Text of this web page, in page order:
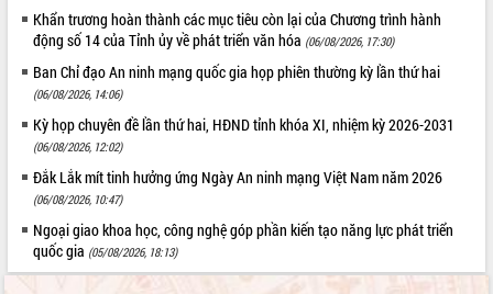
tồn biển
Lấy ý kiến điều chỉnh Quy hoạch tỉnh
Đắk Lắk thời kỳ 2021-2030, tầm nhìn
đến năm 2050
Phát động chiến dịch 30 ngày đêm
giải phóng mặt bằng Tuyến đường bộ
ven biển
Đắk Lắk nỗ lực thúc đẩy tăng trưởng
kinh tế từ 10% trở lên trong Quý
II/2026
Đắk Lắk ký kết thỏa thuận hợp tác về
Khẩn trương hoàn thành các mục tiêu còn lại của Chương trình hành
động số 14 của Tỉnh ủy về phát triển văn hóa (06/08/2026, 17:30)
Ban Chỉ đạo An ninh mạng quốc gia họp phiên thường kỳ lần thứ hai
(06/08/2026, 14:06)
Kỳ họp chuyên đề lần thứ hai, HĐND tỉnh khóa XI, nhiệm kỳ 2026-2031
(06/08/2026, 12:02)
Đắk Lắk mít tinh hưởng ứng Ngày An ninh mạng Việt Nam năm 2026
(06/08/2026, 10:47)
Ngoại giao khoa học, công nghệ góp phần kiến tạo năng lực phát triển
quốc gia (05/08/2026, 18:13)